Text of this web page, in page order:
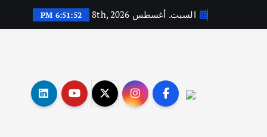
السبت. أغسطس 8th, 2026 6:51:53 PM